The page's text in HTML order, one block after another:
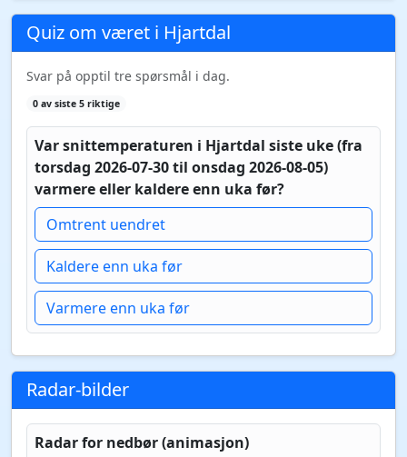
Quiz om været i Hjartdal
Svar på opptil tre spørsmål i dag.
0 av siste 5 riktige
Var snittemperaturen i Hjartdal siste uke (fra
torsdag 2026-07-30 til onsdag 2026-08-05)
varmere eller kaldere enn uka før?
Omtrent uendret
Kaldere enn uka før
Varmere enn uka før
Radar-bilder
Radar for nedbør (animasjon)